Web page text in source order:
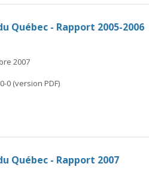
Québec - Rapport 2005-2006
2007
0 (version PDF)
Québec - Rapport 2007